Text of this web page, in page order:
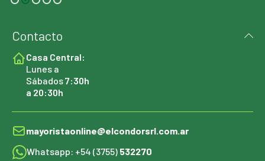
Contacto
Casa Central:
Lunes a
Sábados7:30h
a 20:30h
mayoristaonline@elcondorsrl.com.ar
Whatsapp: +54 (3755) 532270